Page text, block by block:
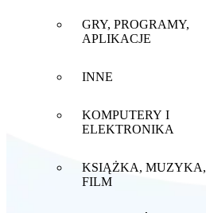
GRY, PROGRAMY,
APLIKACJE
INNE
KOMPUTERY I
ELEKTRONIKA
KSIĄŻKA, MUZYKA,
FILM